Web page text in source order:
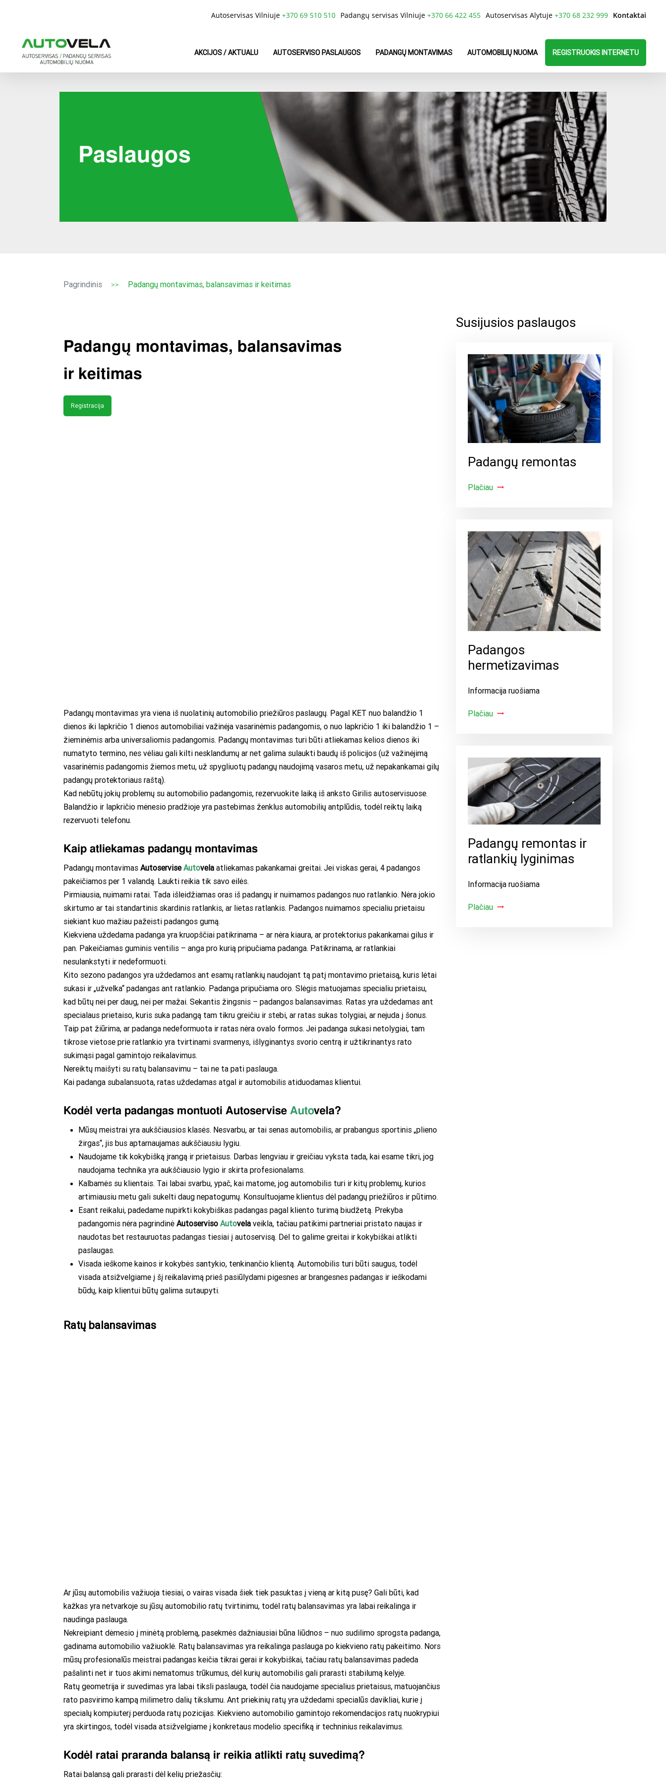
content
Autoservisas Vilniuje +370 69 510 510 Padangų servisas Vilniuje +370 66 422 455 Autoservisas Alytuje +370 68 232 999 Kontaktai
AKCIJOS / AKTUALU AUTOSERVISO PASLAUGOS PADANGŲ MONTAVIMAS AUTOMOBILIŲ NUOMA REGISTRUOKIS INTERNETU
Paslaugos
Pagrindinis >> Padangų montavimas, balansavimas ir keitimas
Padangų montavimas, balansavimas
ir keitimas
Registracija
Padangų montavimas yra viena iš nuolatinių automobilio priežiūros paslaugų. Pagal KET nuo balandžio 1
dienos iki lapkričio 1 dienos automobiliai važinėja vasarinėmis padangomis, o nuo lapkričio 1 iki balandžio 1 –
žieminėmis arba universaliomis padangomis. Padangų montavimas turi būti atliekamas kelios dienos iki
numatyto termino, nes vėliau gali kilti nesklandumų ar net galima sulaukti baudų iš policijos (už važinėjimą
vasarinėmis padangomis žiemos metu, už spygliuotų padangų naudojimą vasaros metu, už nepakankamai gilų
padangų protektoriaus raštą).
Kad nebūtų jokių problemų su automobilio padangomis, rezervuokite laiką iš anksto Girilis autoservisuose.
Balandžio ir lapkričio mėnesio pradžioje yra pastebimas ženklus automobilių antplūdis, todėl reiktų laiką
rezervuoti telefonu.
Kaip atliekamas padangų montavimas
Padangų montavimas AutoserviseAutovela atliekamas pakankamai greitai. Jei viskas gerai, 4 padangos
pakeičiamos per 1 valandą. Laukti reikia tik savo eilės.
Pirmiausia, nuimami ratai. Tada išleidžiamas oras iš padangų ir nuimamos padangos nuo ratlankio. Nėra jokio
skirtumo ar tai standartinis skardinis ratlankis, ar lietas ratlankis. Padangos nuimamos specialiu prietaisu
siekiant kuo mažiau pažeisti padangos gumą.
Kiekviena uždedama padanga yra kruopščiai patikrinama – ar nėra kiaura, ar protektorius pakankamai gilus ir
pan. Pakeičiamas guminis ventilis – anga pro kurią pripučiama padanga. Patikrinama, ar ratlankiai
nesulankstyti ir nedeformuoti.
Kito sezono padangos yra uždedamos ant esamų ratlankių naudojant tą patį montavimo prietaisą, kuris lėtai
sukasi ir „užvelka“ padangas ant ratlankio. Padanga pripučiama oro. Slėgis matuojamas specialiu prietaisu,
kad būtų nei per daug, nei per mažai. Sekantis žingsnis – padangos balansavimas. Ratas yra uždedamas ant
specialaus prietaiso, kuris suka padangą tam tikru greičiu ir stebi, ar ratas sukas tolygiai, ar nejuda į šonus.
Taip pat žiūrima, ar padanga nedeformuota ir ratas nėra ovalo formos. Jei padanga sukasi netolygiai, tam
tikrose vietose prie ratlankio yra tvirtinami svarmenys, išlyginantys svorio centrą ir užtikrinantys rato
sukimąsi pagal gamintojo reikalavimus.
Nereiktų maišyti su ratų balansavimu – tai ne ta pati paslauga.
Kai padanga subalansuota, ratas uždedamas atgal ir automobilis atiduodamas klientui.
Kodėl verta padangas montuoti Autoservise Autovela?
Mūsų meistrai yra aukščiausios klasės. Nesvarbu, ar tai senas automobilis, ar prabangus sportinis „plieno
žirgas“, jis bus aptarnaujamas aukščiausiu lygiu.
Naudojame tik kokybišką įrangą ir prietaisus. Darbas lengviau ir greičiau vyksta tada, kai esame tikri, jog
naudojama technika yra aukščiausio lygio ir skirta profesionalams.
Kalbamės su klientais. Tai labai svarbu, ypač, kai matome, jog automobilis turi ir kitų problemų, kurios
artimiausiu metu gali sukelti daug nepatogumų. Konsultuojame klientus dėl padangų priežiūros ir pūtimo.
Esant reikalui, padedame nupirkti kokybiškas padangas pagal kliento turimą biudžetą. Prekyba
padangomis nėra pagrindinė Autoserviso Autovela veikla, tačiau patikimi partneriai pristato naujas ir
naudotas bet restauruotas padangas tiesiai į autoservisą. Dėl to galime greitai ir kokybiškai atlikti
paslaugas.
Visada ieškome kainos ir kokybės santykio, tenkinančio klientą. Automobilis turi būti saugus, todėl
visada atsižvelgiame į šį reikalavimą prieš pasiūlydami pigesnes ar brangesnes padangas ir ieškodami
būdų, kaip klientui būtų galima sutaupyti.
Ratų balansavimas
Ar jūsų automobilis važiuoja tiesiai, o vairas visada šiek tiek pasuktas į vieną ar kitą pusę? Gali būti, kad
kažkas yra netvarkoje su jūsų automobilio ratų tvirtinimu, todėl ratų balansavimas yra labai reikalinga ir
naudinga paslauga.
Nekreipiant dėmesio į minėtą problemą, pasekmės dažniausiai būna liūdnos – nuo sudilimo sprogsta padanga,
gadinama automobilio važiuoklė. Ratų balansavimas yra reikalinga paslauga po kiekvieno ratų pakeitimo. Nors
mūsų profesionalūs meistrai padangas keičia tikrai gerai ir kokybiškai, tačiau ratų balansavimas padeda
pašalinti net ir tuos akimi nematomus trūkumus, dėl kurių automobilis gali prarasti stabilumą kelyje.
Ratų geometrija ir suvedimas yra labai tiksli paslauga, todėl čia naudojame specialius prietaisus, matuojančius
rato pasvirimo kampą milimetro dalių tikslumu. Ant priekinių ratų yra uždedami specialūs davikliai, kurie į
specialų kompiuterį perduoda ratų pozicijas. Kiekvieno automobilio gamintojo rekomendacijos ratų nuokrypiui
yra skirtingos, todėl visada atsižvelgiame į konkretaus modelio specifiką ir techninius reikalavimus.
Kodėl ratai praranda balansą ir reikia atlikti ratų suvedimą?
Ratai balansą gali prarasti dėl kelių priežasčių:
Susijusios paslaugos
Padangų remontas
Plačiau
Padangos
hermetizavimas
Informacija ruošiama
Plačiau
Padangų remontas ir
ratlankių lyginimas
Informacija ruošiama
Plačiau